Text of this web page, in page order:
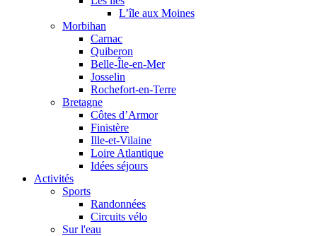
L’île aux Moines
Morbihan
Carnac
Quiberon
Belle-Île-en-Mer
Josselin
Rochefort-en-Terre
Bretagne
Côtes d’Armor
Finistère
Ille-et-Vilaine
Loire Atlantique
Idées séjours
Activités
Sports
Randonnées
Circuits vélo
Sur l'eau